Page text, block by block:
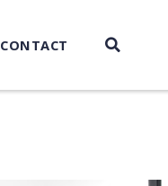
CONTACT